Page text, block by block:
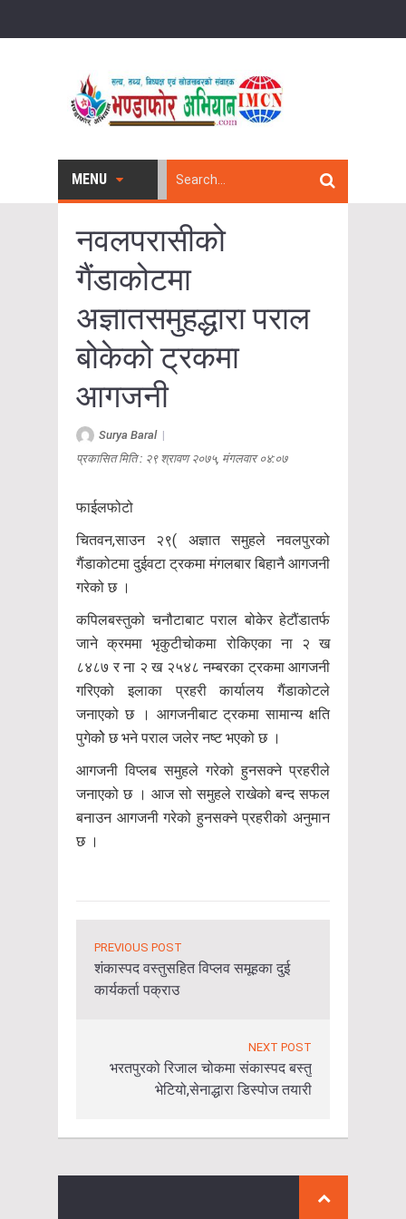
MENU
नवलपरासीको
गैंडाकोटमा
अज्ञातसमुहद्धारा पराल
बोकेको ट्रकमा
आगजनी
Surya Baral|
प्रकासित मिति : २९ श्रावण २०७५, मंगलवार ०४:०७
फाईलफोटो
चितवन,साउन २९( अज्ञात समुहले नवलपुरको
गैंडाकोटमा दुईवटा ट्रकमा मंगलबार बिहानै आगजनी
गरेको छ ।
कपिलबस्तुको चनौटाबाट पराल बोकेर हेटौंडातर्फ
जाने क्रममा भृकुटीचोकमा रोकिएका ना २ ख
८४८७ र ना २ ख २५४८ नम्बरका ट्रकमा आगजनी
गरिएको इलाका प्रहरी कार्यालय गैंडाकोटले
जनाएको छ । आगजनीबाट ट्रकमा सामान्य क्षति
पुगेकोे छ भने पराल जलेर नष्ट भएको छ ।
आगजनी विप्लब समुहले गरेको हुनसक्ने प्रहरीले
जनाएको छ । आज सो समुहले राखेको बन्द सफल
बनाउन आगजनी गरेको हुनसक्ने प्रहरीको अनुमान
छ ।
PREVIOUS POST
शंकास्पद वस्तुसहित विप्लव समूहका दुई
कार्यकर्ता पक्राउ
NEXT POST
भरतपुरको रिजाल चोकमा संकास्पद बस्तु
भेटियो,सेनाद्धारा डिस्पोज तयारी